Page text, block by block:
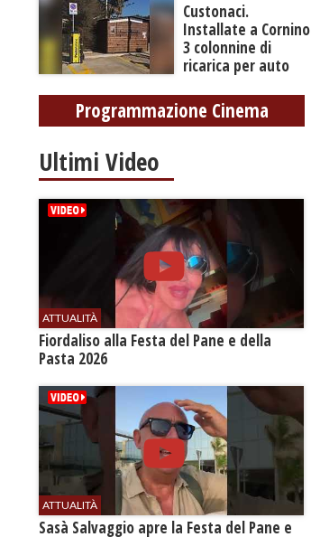
Custonaci.
Installate a Cornino
3 colonnine di
ricarica per auto
Programmazione Cinema
Ultimi Video
ATTUALITÀ
Fiordaliso alla Festa del Pane e della
Pasta 2026
ATTUALITÀ
Sasà Salvaggio apre la Festa del Pane e